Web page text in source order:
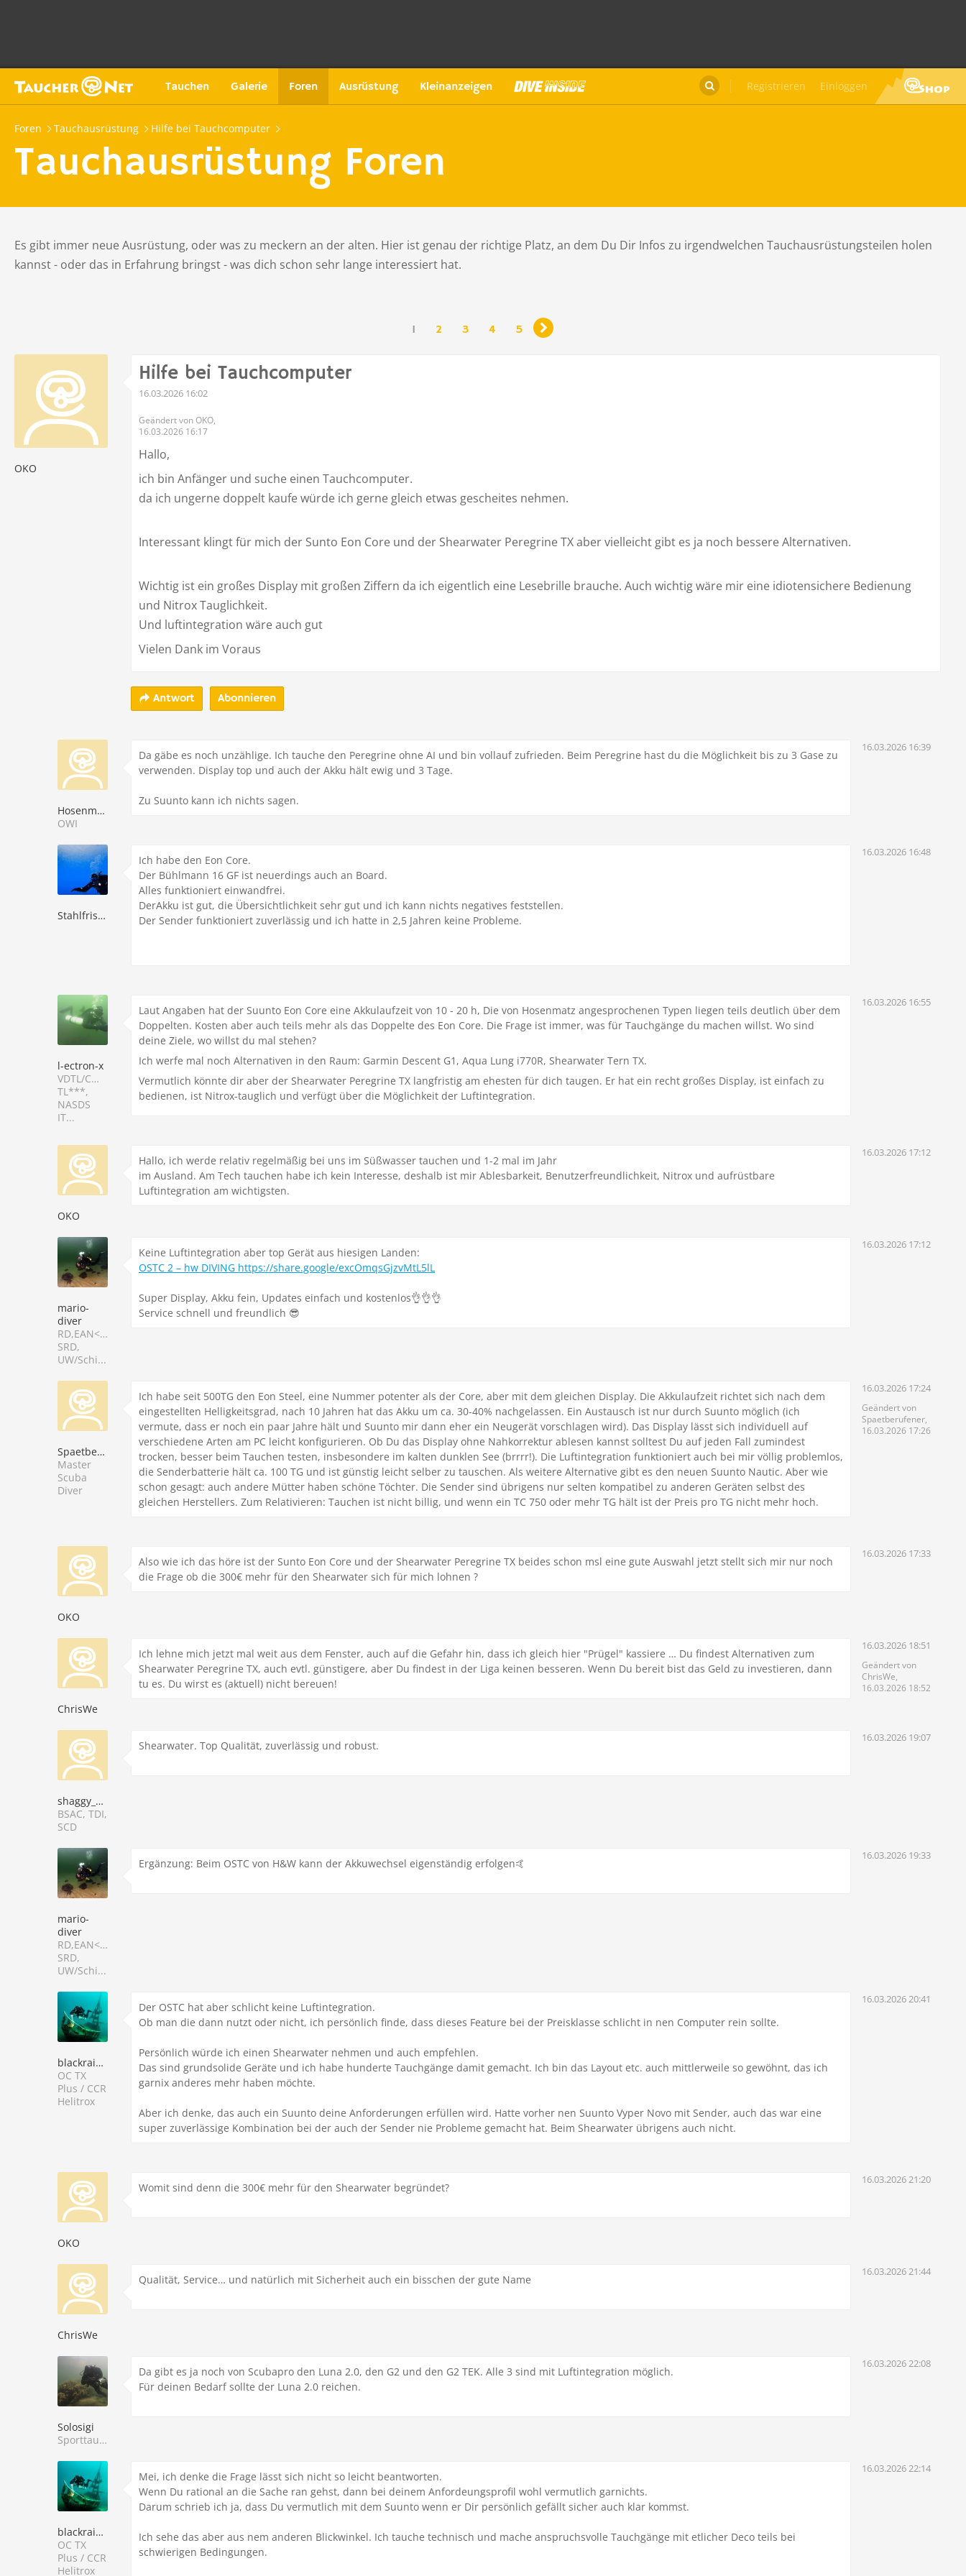
Tauchen Galerie Foren Ausrüstung Kleinanzeigen Registrieren Einloggen

Foren Tauchausrüstung Hilfe bei Tauchcomputer
Tauchausrüstung Foren
Es gibt immer neue Ausrüstung, oder was zu meckern an der alten. Hier ist genau der richtige Platz, an dem Du Dir Infos zu irgendwelchen Tauchausrüstungsteilen holen
kannst - oder das in Erfahrung bringst - was dich schon sehr lange interessiert hat.
1 2 3 4 5 
OKO
Hilfe bei Tauchcomputer
16.03.2026 16:02
Geändert von OKO,
16.03.2026 16:17
Hallo,
ich bin Anfänger und suche einen Tauchcomputer.
da ich ungerne doppelt kaufe würde ich gerne gleich etwas gescheites nehmen.
Interessant klingt für mich der Sunto Eon Core und der Shearwater Peregrine TX aber vielleicht gibt es ja noch bessere Alternativen.
Wichtig ist ein großes Display mit großen Ziffern da ich eigentlich eine Lesebrille brauche. Auch wichtig wäre mir eine idiotensichere Bedienung
und Nitrox Tauglichkeit.
Und luftintegration wäre auch gut
Vielen Dank im Voraus
Antwort Abonnieren
Hosenmatz2011
OWI
16.03.2026 16:39
Da gäbe es noch unzählige. Ich tauche den Peregrine ohne AI und bin vollauf zufrieden. Beim Peregrine hast du die Möglichkeit bis zu 3 Gase zu
verwenden. Display top und auch der Akku hält ewig und 3 Tage.
Zu Suunto kann ich nichts sagen.
Stahlfriseur
16.03.2026 16:48
Ich habe den Eon Core.
Der Bühlmann 16 GF ist neuerdings auch an Board.
Alles funktioniert einwandfrei.
DerAkku ist gut, die Übersichtlichkeit sehr gut und ich kann nichts negatives feststellen.
Der Sender funktioniert zuverlässig und ich hatte in 2,5 Jahren keine Probleme.
l-ectron-x
VDTL/CMAS-
TL***,
NASDS
IT...
16.03.2026 16:55
Laut Angaben hat der Suunto Eon Core eine Akkulaufzeit von 10 - 20 h, Die von Hosenmatz angesprochenen Typen liegen teils deutlich über dem
Doppelten. Kosten aber auch teils mehr als das Doppelte des Eon Core. Die Frage ist immer, was für Tauchgänge du machen willst. Wo sind
deine Ziele, wo willst du mal stehen?
Ich werfe mal noch Alternativen in den Raum: Garmin Descent G1, Aqua Lung i770R, Shearwater Tern TX.
Vermutlich könnte dir aber der Shearwater Peregrine TX langfristig am ehesten für dich taugen. Er hat ein recht großes Display, ist einfach zu
bedienen, ist Nitrox-tauglich und verfügt über die Möglichkeit der Luftintegration.
OKO
16.03.2026 17:12
Hallo, ich werde relativ regelmäßig bei uns im Süßwasser tauchen und 1-2 mal im Jahr
im Ausland. Am Tech tauchen habe ich kein Interesse, deshalb ist mir Ablesbarkeit, Benutzerfreundlichkeit, Nitrox und aufrüstbare
Luftintegration am wichtigsten.
mario-
diver
RD,EAN<40,Deep,
SRD,
UW/Schi...
16.03.2026 17:12
Keine Luftintegration aber top Gerät aus hiesigen Landen:
OSTC 2 – hw DIVING https://share.google/excOmqsGjzvMtL5lL
Super Display, Akku fein, Updates einfach und kostenlos👌👌👌
Service schnell und freundlich 😎
Spaetberufener
Master
Scuba
Diver
16.03.2026 17:24
Geändert von
Spaetberufener,
16.03.2026 17:26
Ich habe seit 500TG den Eon Steel, eine Nummer potenter als der Core, aber mit dem gleichen Display. Die Akkulaufzeit richtet sich nach dem
eingestellten Helligkeitsgrad, nach 10 Jahren hat das Akku um ca. 30-40% nachgelassen. Ein Austausch ist nur durch Suunto möglich (ich
vermute, dass er noch ein paar Jahre hält und Suunto mir dann eher ein Neugerät vorschlagen wird). Das Display lässt sich individuell auf
verschiedene Arten am PC leicht konfigurieren. Ob Du das Display ohne Nahkorrektur ablesen kannst solltest Du auf jeden Fall zumindest
trocken, besser beim Tauchen testen, insbesondere im kalten dunklen See (brrrr!). Die Luftintegration funktioniert auch bei mir völlig problemlos,
die Senderbatterie hält ca. 100 TG und ist günstig leicht selber zu tauschen. Als weitere Alternative gibt es den neuen Suunto Nautic. Aber wie
schon gesagt: auch andere Mütter haben schöne Töchter. Die Sender sind übrigens nur selten kompatibel zu anderen Geräten selbst des
gleichen Herstellers. Zum Relativieren: Tauchen ist nicht billig, und wenn ein TC 750 oder mehr TG hält ist der Preis pro TG nicht mehr hoch.
OKO
16.03.2026 17:33
Also wie ich das höre ist der Sunto Eon Core und der Shearwater Peregrine TX beides schon msl eine gute Auswahl jetzt stellt sich mir nur noch
die Frage ob die 300€ mehr für den Shearwater sich für mich lohnen ?
ChrisWe
16.03.2026 18:51
Geändert von
ChrisWe,
16.03.2026 18:52
Ich lehne mich jetzt mal weit aus dem Fenster, auch auf die Gefahr hin, dass ich gleich hier "Prügel" kassiere … Du findest Alternativen zum
Shearwater Peregrine TX, auch evtl. günstigere, aber Du findest in der Liga keinen besseren. Wenn Du bereit bist das Geld zu investieren, dann
tu es. Du wirst es (aktuell) nicht bereuen!
shaggy_beard
BSAC, TDI,
SCD
16.03.2026 19:07
Shearwater. Top Qualität, zuverlässig und robust.
mario-
diver
RD,EAN<40,Deep,
SRD,
UW/Schi...
16.03.2026 19:33
Ergänzung: Beim OSTC von H&W kann der Akkuwechsel eigenständig erfolgen🤙
blackraider
OC TX
Plus / CCR
Helitrox
16.03.2026 20:41
Der OSTC hat aber schlicht keine Luftintegration.
Ob man die dann nutzt oder nicht, ich persönlich finde, dass dieses Feature bei der Preisklasse schlicht in nen Computer rein sollte.
Persönlich würde ich einen Shearwater nehmen und auch empfehlen.
Das sind grundsolide Geräte und ich habe hunderte Tauchgänge damit gemacht. Ich bin das Layout etc. auch mittlerweile so gewöhnt, das ich
garnix anderes mehr haben möchte.
Aber ich denke, das auch ein Suunto deine Anforderungen erfüllen wird. Hatte vorher nen Suunto Vyper Novo mit Sender, auch das war eine
super zuverlässige Kombination bei der auch der Sender nie Probleme gemacht hat. Beim Shearwater übrigens auch nicht.
OKO
16.03.2026 21:20
Womit sind denn die 300€ mehr für den Shearwater begründet?
ChrisWe
16.03.2026 21:44
Qualität, Service… und natürlich mit Sicherheit auch ein bisschen der gute Name
Solosigi
Sporttaucher
16.03.2026 22:08
Da gibt es ja noch von Scubapro den Luna 2.0, den G2 und den G2 TEK. Alle 3 sind mit Luftintegration möglich.
Für deinen Bedarf sollte der Luna 2.0 reichen.
blackraider
OC TX
Plus / CCR
Helitrox
16.03.2026 22:14
Mei, ich denke die Frage lässt sich nicht so leicht beantworten.
Wenn Du rational an die Sache ran gehst, dann bei deinem Anfordeungsprofil wohl vermutlich garnichts.
Darum schrieb ich ja, dass Du vermutlich mit dem Suunto wenn er Dir persönlich gefällt sicher auch klar kommst.
Ich sehe das aber aus nem anderen Blickwinkel. Ich tauche technisch und mache anspruchsvolle Tauchgänge mit etlicher Deco teils bei
schwierigen Bedingungen.